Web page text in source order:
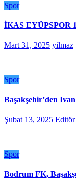
Spor
İKAS EYÜPSPOR
Mart 31, 2025 yilmaz
Spor
Başakşehir’den
Şubat 13, 2025 Editör
Spor
Bodrum FK,